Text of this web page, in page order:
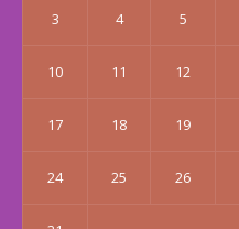
3 4 5
10 11 12
17 18 19
24 25 26